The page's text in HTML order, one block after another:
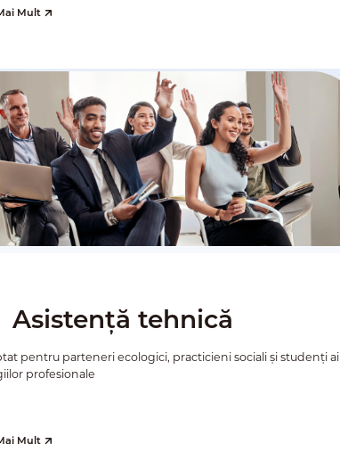
Mult
Asistență tehnică
pentru parteneri ecologici, practicieni sociali și studenți ai
profesionale
Mult